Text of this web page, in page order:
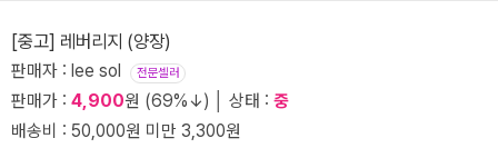
[중고] 레버리지 (양장)
판매자 : lee sol 전문셀러
판매가 : 4,900원 (69%↓) │ 상태 : 중
배송비 : 50,000원 미만 3,300원